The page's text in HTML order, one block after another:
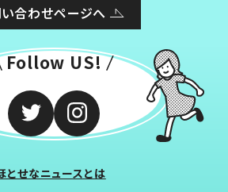
合わせページへ
Follow US!
とせなニュースとは